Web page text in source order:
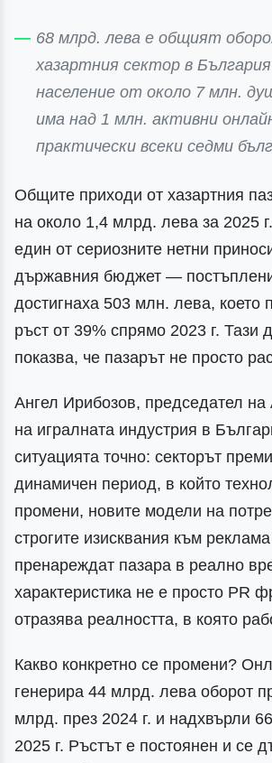
68 млрд. лева е общият
хазартния сектор в
население от около 7 млн.
има над 1 млн. активни
практически всеки седми
Общите приходи от хазартния
на около 1,4 млрд. лева за 2025
един от сериозните нетни
държавния бюджет —
достигнаха 503 млн. лева, което
ръст от 39% спрямо 2023 г. Тази
показва, че пазарът не просто
Ангел Ирибозов, председател на
на игралната индустрия в
ситуацията точно: секторът
динамичен период, в който
промени, новите модели на
строгите изисквания към
пренареждат пазара в реално
характеристика не е просто PR
отразява реалността, в която
Какво конкретно се промени?
генерира 44 млрд. лева оборот
млрд. през 2024 г. и надхвърли
2025 г. Ръстът е постоянен и се